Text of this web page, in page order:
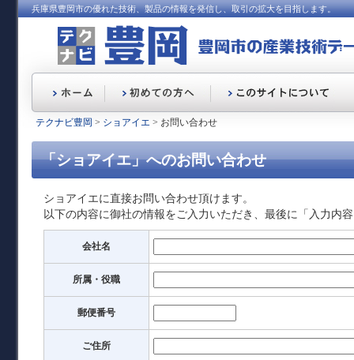
兵庫県豊岡市の優れた技術、製品の情報を発信し、取引の拡大を目指します。
テクナビ豊岡 > ショアイエ > お問い合わせ
「ショアイエ」へのお問い合わせ
ショアイエに直接お問い合わせ頂けます。
以下の内容に御社の情報をご入力いただき、最後に「入力内
会社名
所属・役職
郵便番号
ご住所